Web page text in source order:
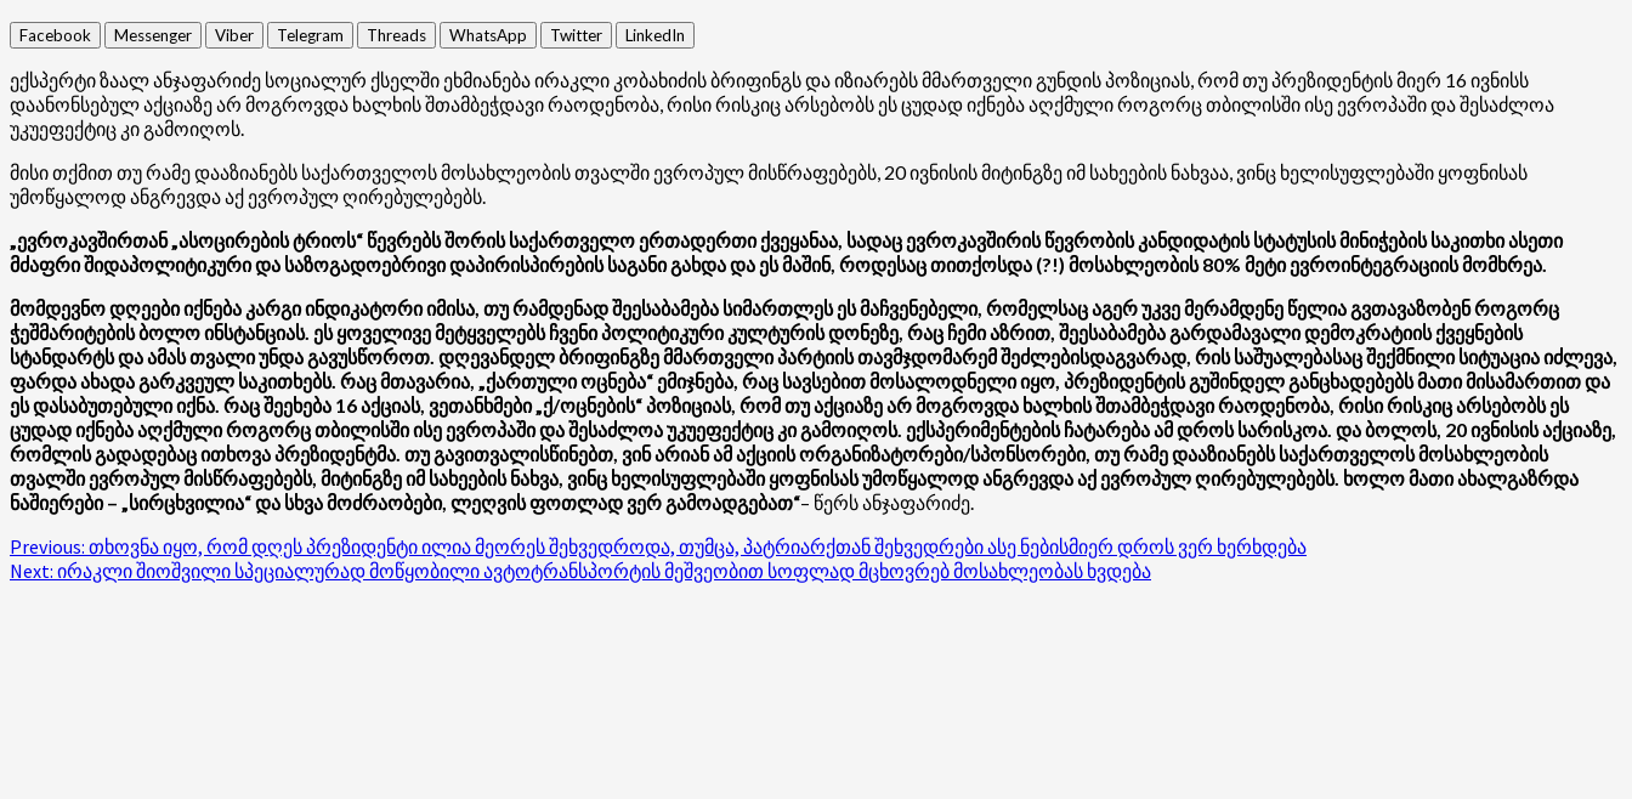
Facebook Messenger Viber Telegram Threads WhatsApp Twitter LinkedIn
ექსპერტი ზაალ ანჯაფარიძე სოციალურ ქსელში ეხმიანება ირაკლი კობახიძის ბრიფინგს და იზიარებს მმართველი გუნდის პოზიციას, რომ თუ პრეზიდენტის მიერ 16 ივნისს
დაანონსებულ აქციაზე არ მოგროვდა ხალხის შთამბეჭდავი რაოდენობა, რისი რისკიც არსებობს ეს ცუდად იქნება აღქმული როგორც თბილისში ისე ევროპაში და შესაძლოა
უკუეფექტიც კი გამოიღოს.
მისი თქმით თუ რამე დააზიანებს საქართველოს მოსახლეობის თვალში ევროპულ მისწრაფებებს, 20 ივნისის მიტინგზე იმ სახეების ნახვაა, ვინც ხელისუფლებაში ყოფნისას
უმოწყალოდ ანგრევდა აქ ევროპულ ღირებულებებს.
„ევროკავშირთან „ასოცირების ტრიოს“ წევრებს შორის საქართველო ერთადერთი ქვეყანაა, სადაც ევროკავშირის წევრობის კანდიდატის სტატუსის მინიჭების საკითხი ასეთი
მძაფრი შიდაპოლიტიკური და საზოგადოებრივი დაპირისპირების საგანი გახდა და ეს მაშინ, როდესაც თითქოსდა (?!) მოსახლეობის 80% მეტი ევროინტეგრაციის მომხრეა.
მომდევნო დღეები იქნება კარგი ინდიკატორი იმისა, თუ რამდენად შეესაბამება სიმართლეს ეს მაჩვენებელი, რომელსაც აგერ უკვე მერამდენე წელია გვთავაზობენ როგორც
ჭეშმარიტების ბოლო ინსტანციას. ეს ყოველივე მეტყველებს ჩვენი პოლიტიკური კულტურის დონეზე, რაც ჩემი აზრით, შეესაბამება გარდამავალი დემოკრატიის ქვეყნების
სტანდარტს და ამას თვალი უნდა გავუსწოროთ. დღევანდელ ბრიფინგზე მმართველი პარტიის თავმჯდომარემ შეძლებისდაგვარად, რის საშუალებასაც შექმნილი სიტუაცია იძლევა,
ფარდა ახადა გარკვეულ საკითხებს. რაც მთავარია, „ქართული ოცნება“ ემიჯნება, რაც სავსებით მოსალოდნელი იყო, პრეზიდენტის გუშინდელ განცხადებებს მათი მისამართით და
ეს დასაბუთებული იქნა. რაც შეეხება 16 აქციას, ვეთანხმები „ქ/ოცნების“ პოზიციას, რომ თუ აქციაზე არ მოგროვდა ხალხის შთამბეჭდავი რაოდენობა, რისი რისკიც არსებობს ეს
ცუდად იქნება აღქმული როგორც თბილისში ისე ევროპაში და შესაძლოა უკუეფექტიც კი გამოიღოს. ექსპერიმენტების ჩატარება ამ დროს სარისკოა. და ბოლოს, 20 ივნისის აქციაზე,
რომლის გადადებაც ითხოვა პრეზიდენტმა. თუ გავითვალისწინებთ, ვინ არიან ამ აქციის ორგანიზატორები/სპონსორები, თუ რამე დააზიანებს საქართველოს მოსახლეობის
თვალში ევროპულ მისწრაფებებს, მიტინგზე იმ სახეების ნახვა, ვინც ხელისუფლებაში ყოფნისას უმოწყალოდ ანგრევდა აქ ევროპულ ღირებულებებს. ხოლო მათი ახალგაზრდა
ნაშიერები – „სირცხვილია“ და სხვა მოძრაობები, ლეღვის ფოთლად ვერ გამოადგებათ“– წერს ანჯაფარიძე.
Post
navigation
Previous: თხოვნა იყო, რომ დღეს პრეზიდენტი ილია მეორეს შეხვედროდა, თუმცა, პატრიარქთან შეხვედრები ასე ნებისმიერ დროს ვერ ხერხდება
Next: ირაკლი შიოშვილი სპეციალურად მოწყობილი ავტოტრანსპორტის მეშვეობით სოფლად მცხოვრებ მოსახლეობას ხვდება